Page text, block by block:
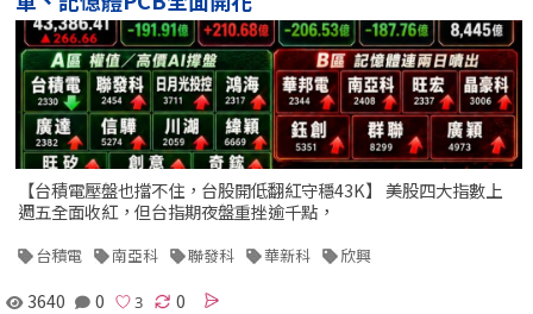
【台積電壓盤也擋不住，台股開低翻紅守穩43K】 美股四大指數上
週五全面收紅，但台指期夜盤重挫逾千點，
台積電 南亞科 聯發科 華新科 欣興
3640 0 0